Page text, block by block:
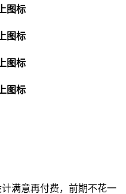
满意再付费，前期不花一